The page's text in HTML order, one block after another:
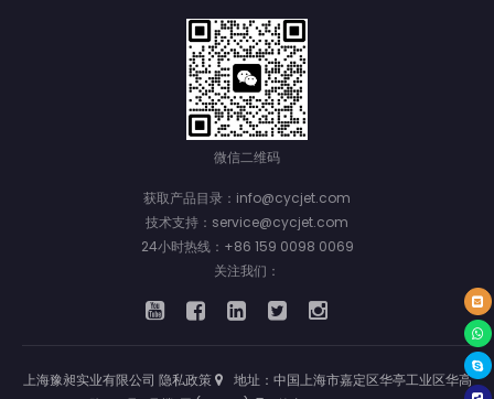
微信二维码
获取产品目录：info@cycjet.com
技术支持：service@cycjet.com
24小时热线：+86 159 0098 0069
关注我们：
上海豫昶实业有限公司 隐私政策
地址：中国上海市嘉定区华亭工业区华高